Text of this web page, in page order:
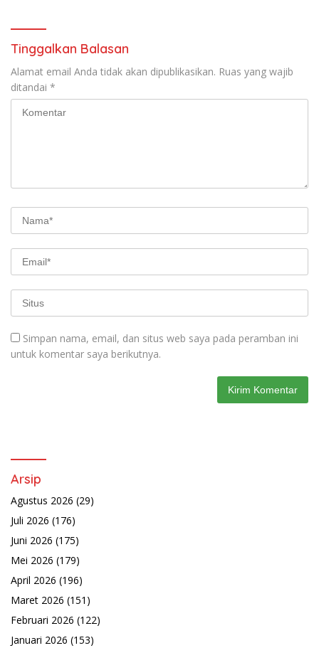
Tinggalkan Balasan
Alamat email Anda tidak akan dipublikasikan. Ruas yang wajib
ditandai *
Simpan nama, email, dan situs web saya pada peramban ini
untuk komentar saya berikutnya.
Arsip
Agustus 2026 (29)
Juli 2026 (176)
Juni 2026 (175)
Mei 2026 (179)
April 2026 (196)
Maret 2026 (151)
Februari 2026 (122)
Januari 2026 (153)